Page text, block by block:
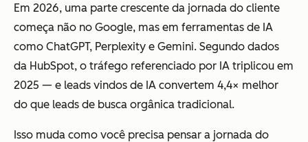
Em 2026, uma parte crescente da jornada do cliente
começa não no Google, mas em ferramentas de IA
como ChatGPT, Perplexity e Gemini. Segundo dados
da HubSpot, o tráfego referenciado por IA triplicou em
2025 — e leads vindos de IA convertem 4,4× melhor
do que leads de busca orgânica tradicional.
Isso muda como você precisa pensar a jornada do